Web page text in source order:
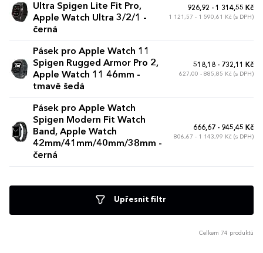
Ultra Spigen Lite Fit Pro,
Apple Watch Ultra 3/2/1 -
černá
926,92 - 1 314,55 Kč
1 121,57 - 1 590,61 Kč (s DPH)
Pásek pro Apple Watch 11
Spigen Rugged Armor Pro 2,
Apple Watch 11 46mm -
tmavě šedá
518,18 - 732,11 Kč
627,00 - 885,85 Kč (s DPH)
Pásek pro Apple Watch
Spigen Modern Fit Watch
Band, Apple Watch
42mm/41mm/40mm/38mm -
černá
666,67 - 945,45 Kč
806,67 - 1 143,99 Kč (s DPH)
Upřesnit filtr
Celkem 74 produktů